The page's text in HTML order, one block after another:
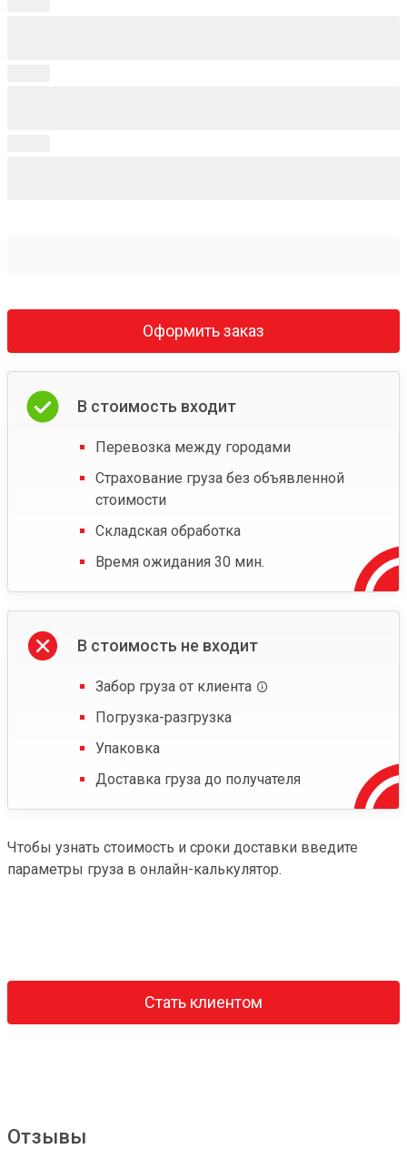
Оформить заказ
В стоимость входит
Перевозка между городами
Страхование груза без объявленной
стоимости
Складская обработка
Время ожидания 30 мин.
В стоимость не входит
Забор груза от клиента
Погрузка-разгрузка
Упаковка
Доставка груза до получателя
Чтобы узнать стоимость и сроки доставки введите
параметры груза в онлайн-калькулятор.
Стать клиентом
Отзывы